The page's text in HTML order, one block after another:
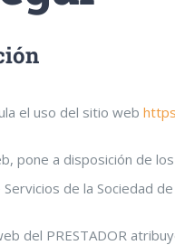
el uso del sitio web
pone a disposición de
de la Sociedad
del PRESTADOR